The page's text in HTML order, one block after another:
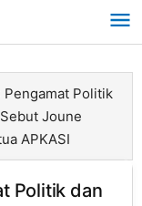
Pengamat Politik
Joune
APKASI
Politik dan